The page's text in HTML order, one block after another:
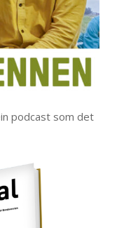
podcast som det